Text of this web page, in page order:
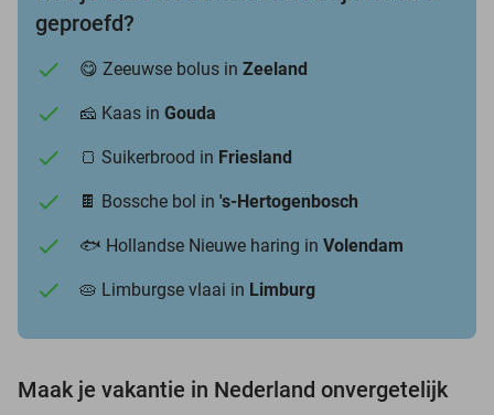
geproefd?
😋 Zeeuwse bolus in Zeeland
🧀 Kaas in Gouda
🍞 Suikerbrood in Friesland
🍫 Bossche bol in 's-Hertogenbosch
🐟 Hollandse Nieuwe haring in Volendam
🥧 Limburgse vlaai in Limburg
Maak je vakantie in Nederland onvergetelijk